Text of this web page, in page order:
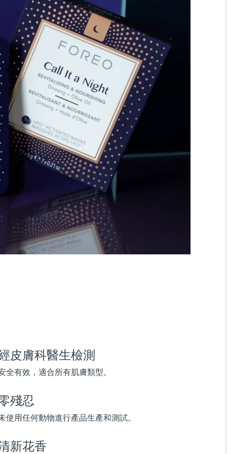
皮膚科醫生檢測
全有效，適合所有肌膚類型。
殘忍
使用任何動物進行產品生產和測試。
新花香